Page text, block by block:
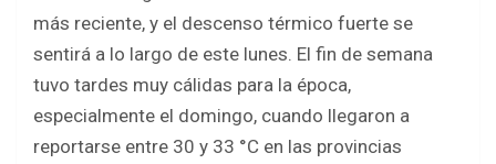
más reciente, y el descenso térmico fuerte se
sentirá a lo largo de este lunes. El fin de semana
tuvo tardes muy cálidas para la época,
especialmente el domingo, cuando llegaron a
reportarse entre 30 y 33 °C en las provincias